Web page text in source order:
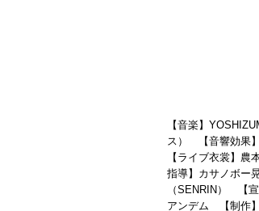
【音楽】
ス） 【音響効果
【ライブ衣裳】
指導】カサノボ
（SENRIN） 【
アンデム 【制作